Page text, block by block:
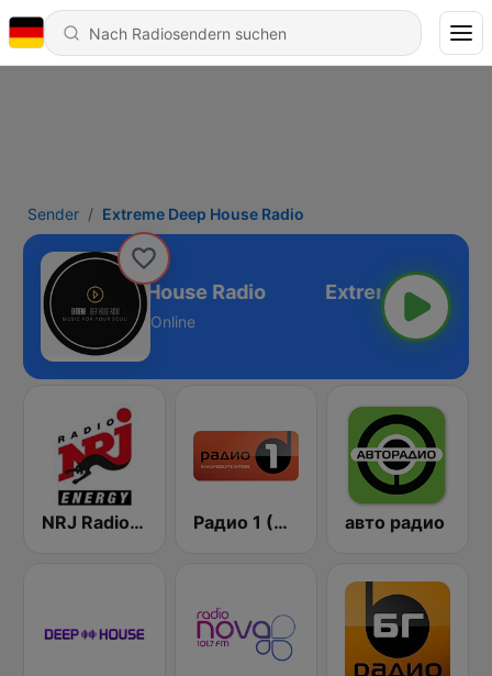
Sender Extreme Deep House Radio
Extreme Deep House Radio
Online
NRJ Radio ENERGY Радио 1 (Radio 1) авто радио